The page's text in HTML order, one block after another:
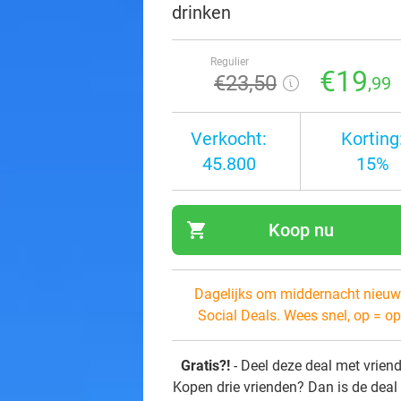
drinken
Regulier
€23,50 €19,99
Verkocht:
45.800
15%
shopping_cart Koop nu
Dagelijks om middernacht
Social Deals. Wees snel, op =
Gratis?! - Deel deze deal met
Kopen drie vrienden? Dan is de